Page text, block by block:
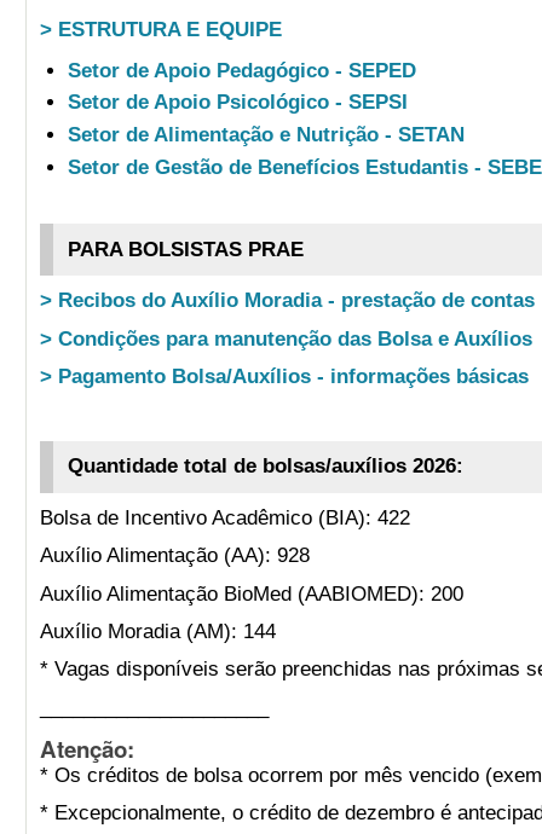
> ESTRUTURA E EQUIPE
Setor de Apoio Pedagógico - SEPED
Setor de Apoio Psicológico - SEPSI
Setor de Alimentação e Nutrição - SETAN
Setor de Gestão de Benefícios Estudantis -
PARA BOLSISTAS PRAE
> Recibos do Auxílio Moradia - prestação de contas
> Condições para manutenção das Bolsa e Auxílios
> Pagamento Bolsa/Auxílios - informações básicas
Quantidade total de bolsas/auxílios 2026:
Bolsa de Incentivo Acadêmico (BIA): 422
Auxílio Alimentação (AA): 928
Auxílio Alimentação BioMed (AABIOMED): 200
Auxílio Moradia (AM): 144
* Vagas disponíveis serão preenchidas nas próximas
Atenção:
* Os créditos de bolsa ocorrem por mês vencido
* Excepcionalmente, o crédito de dezembro é